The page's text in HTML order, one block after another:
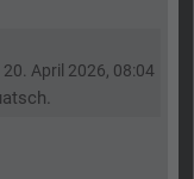
April 2026, 08:04